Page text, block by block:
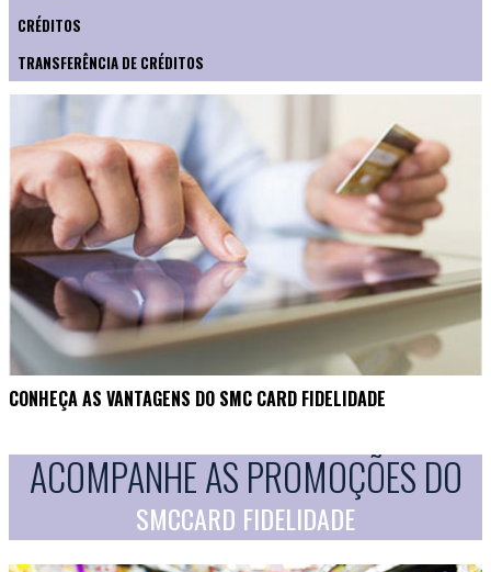
CRÉDITOS
TRANSFERÊNCIA DE CRÉDITOS
CONHEÇA AS VANTAGENS DO SMC CARD FIDELIDADE
ACOMPANHE AS PROMOÇÕES DO
SMCCARD FIDELIDADE